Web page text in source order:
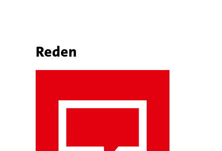
Reden